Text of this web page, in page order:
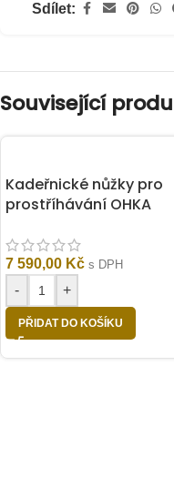
Sdílet:
Související
Kadeřnické nůžky pro
prostříhávání OHKA
7 590,00 Kč s DPH
- +
PŘIDAT DO KOŠÍKU